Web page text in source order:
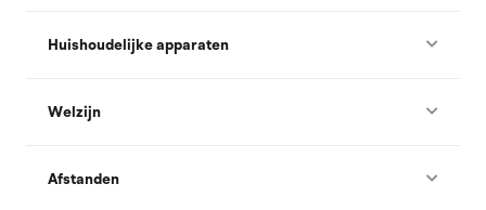
Huishoudelijke apparaten
Welzijn
Afstanden